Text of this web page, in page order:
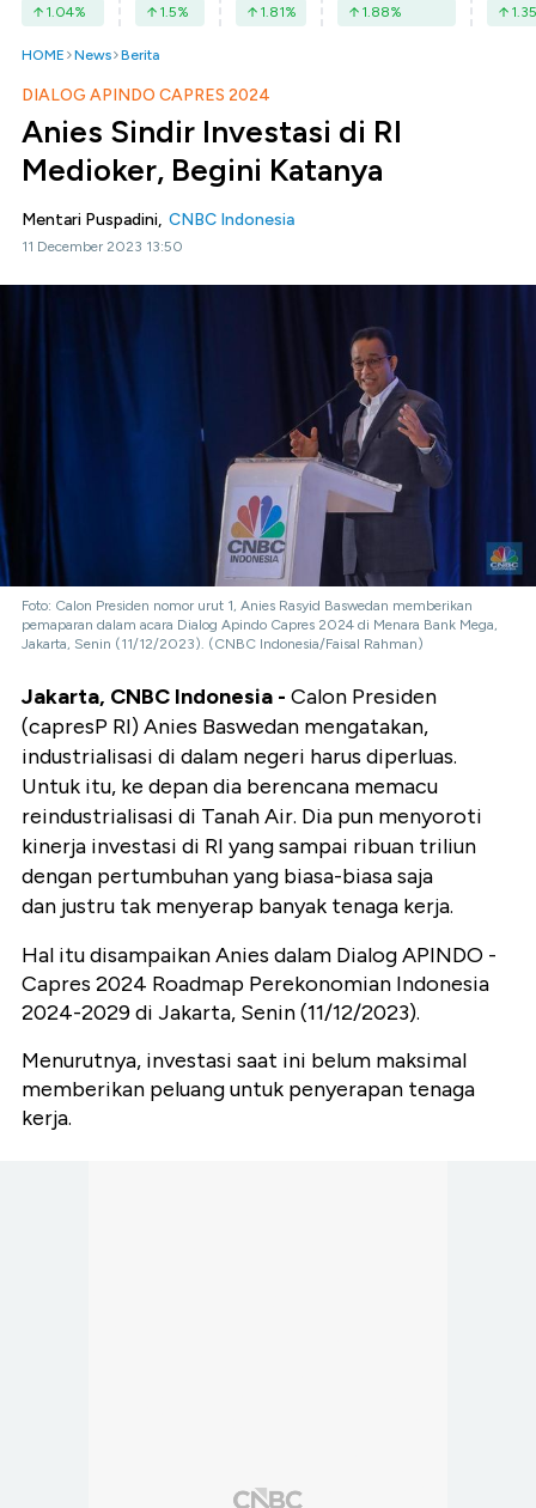
1.04% 1.5% 1.81% 1.88% 1.35
HOME News Berita
DIALOG APINDO CAPRES 2024
Anies Sindir Investasi di RI
Medioker, Begini Katanya
Mentari Puspadini, CNBC Indonesia
11 December 2023 13:50
Foto: Calon Presiden nomor urut 1, Anies Rasyid Baswedan memberikan
pemaparan dalam acara Dialog Apindo Capres 2024 di Menara Bank Mega,
Jakarta, Senin (11/12/2023). (CNBC Indonesia/Faisal Rahman)
Jakarta, CNBC Indonesia - Calon Presiden
(capresP RI) Anies Baswedan mengatakan,
industrialisasi di dalam negeri harus diperluas.
Untuk itu, ke depan dia berencana memacu
reindustrialisasi di Tanah Air. Dia pun menyoroti
kinerja investasi di RI yang sampai ribuan triliun
dengan pertumbuhan yang biasa-biasa saja
dan justru tak menyerap banyak tenaga kerja.
Hal itu disampaikan Anies dalam Dialog APINDO -
Capres 2024 Roadmap Perekonomian Indonesia
2024-2029 di Jakarta, Senin (11/12/2023).
Menurutnya, investasi saat ini belum maksimal
memberikan peluang untuk penyerapan tenaga
kerja.